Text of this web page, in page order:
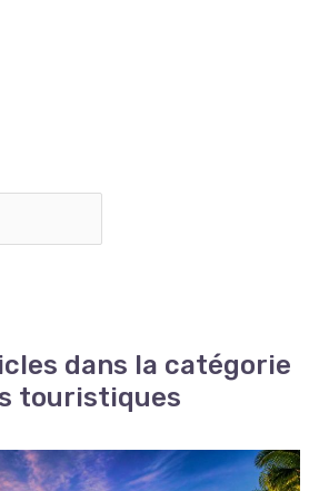
dans la catégorie
touristiques